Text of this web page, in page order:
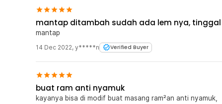
mantap ditambah sudah ada lem nya,
mantap
14 Dec 2022, y*****n Verified Buyer
buat ram anti nyamuk
kayanya bisa di modif buat masang ram²an anti nyamuk,